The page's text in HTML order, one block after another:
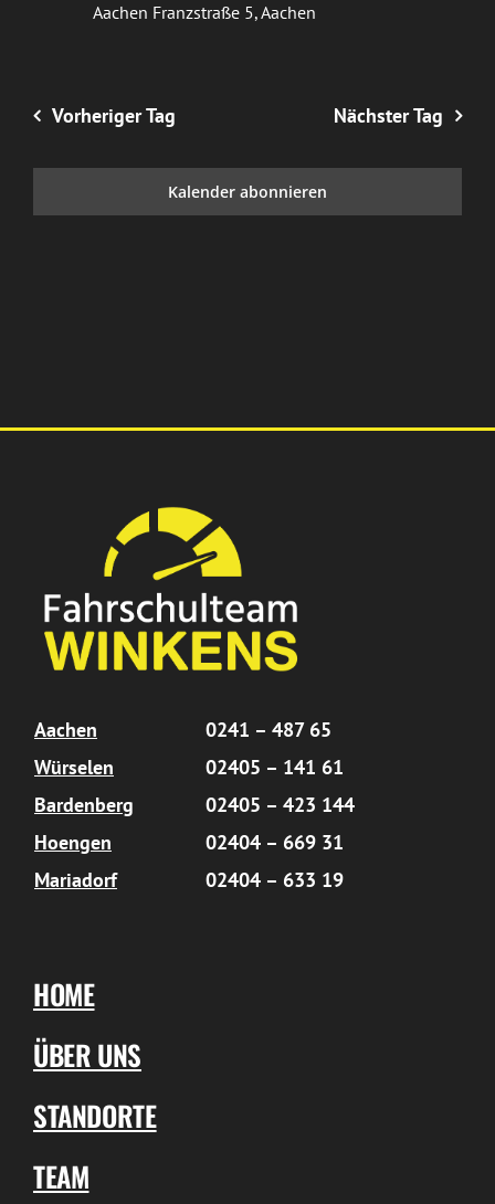
Aachen Franzstraße 5, Aachen
Vorheriger Tag Nächster Tag
Kalender abonnieren
Aachen
0241 – 487 65
Würselen
02405 – 141 61
Bardenberg
02405 – 423 144
Hoengen
02404 – 669 31
Mariadorf
02404 – 633 19
HOME
ÜBER UNS
STANDORTE
TEAM